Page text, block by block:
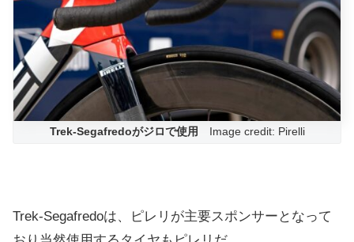
Trek-Segafredoがジロで使用 Image credit: Pirelli
Trek-Segafredoは、ピレリが主要スポンサーとなって